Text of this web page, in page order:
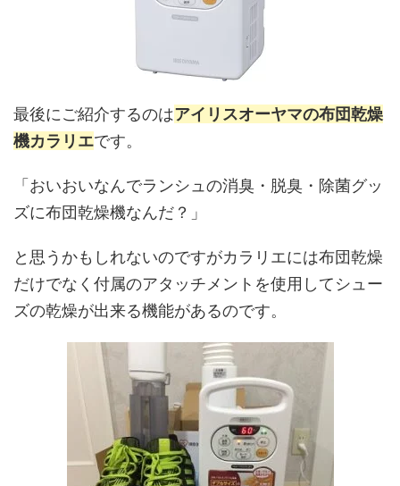
最後にご紹介するのはアイリスオーヤマの布団乾燥
機カラリエです。
「おいおいなんでランシュの消臭・脱臭・除菌グッ
ズに布団乾燥機なんだ？」
と思うかもしれないのですがカラリエには布団乾燥
だけでなく付属のアタッチメントを使用してシュー
ズの乾燥が出来る機能があるのです。